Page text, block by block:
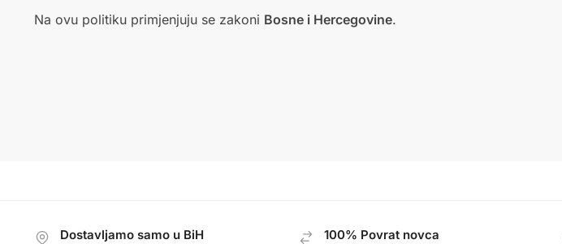
Na ovu politiku primjenjuju se zakoni Bosne i Hercegovine.
Dostavljamo samo u BiH
100% Povrat novca